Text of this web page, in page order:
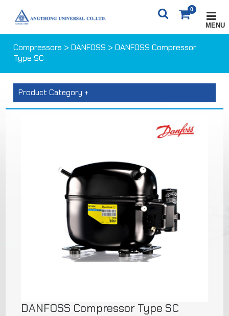
X
0
0ITEM(S)
CARTS ORDER
MENU
Compressors >DANFOSS > DANFOSS Compressor
Type SC
Product Category +
DANFOSS Compressor Type SC